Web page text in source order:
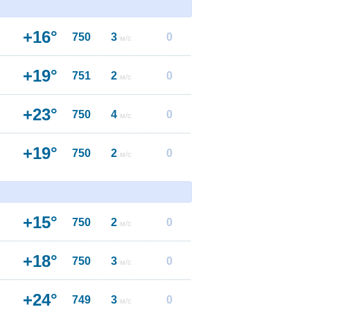
+16° 750 3 м/с 0
+19° 751 2 м/с 0
+23° 750 4 м/с 0
+19° 750 2 м/с 0
+15° 750 2 м/с 0
+18° 750 3 м/с 0
+24° 749 3 м/с 0